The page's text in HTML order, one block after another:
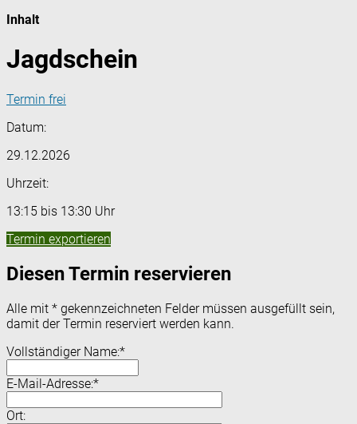
Inhalt
Jagdschein
Termin frei
Datum:
29.12.2026
Uhrzeit:
13:15 bis 13:30 Uhr
Termin exportieren
Diesen Termin reservieren
Alle mit * gekennzeichneten Felder müssen ausgefüllt sein,
damit der Termin reserviert werden kann.
Vollständiger Name:*
E-Mail-Adresse:*
Ort: